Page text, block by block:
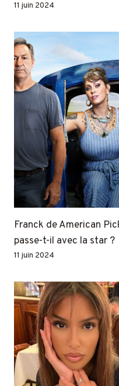
11 juin 2024
Franck de American
passe-t-il avec la star ?
11 juin 2024